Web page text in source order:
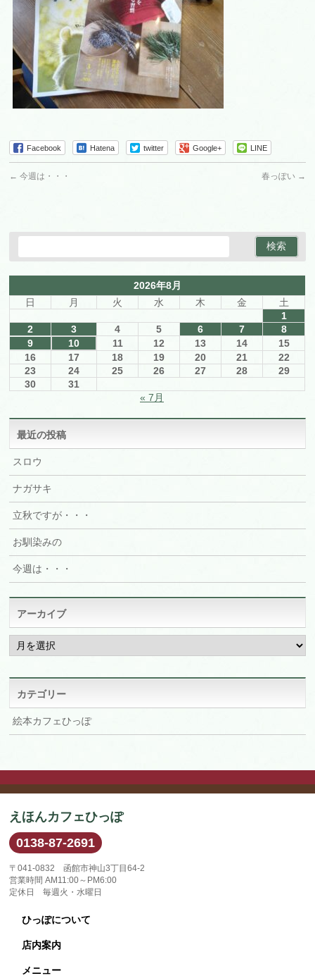
Facebook Hatena twitter Google+ LINE
← 今週は・・・ 春っぽい →
2026年8月
日
月 火 水 木 金
土
1
2
3 4 5 6 7
8
9
10 11 12 13 14
15
16
17 18 19 20 21
22
23
24 25 26 27 28
29
30
31
« 7月
最近の投稿
スロウ
ナガサキ
立秋ですが・・・
お馴染みの
今週は・・・
アーカイブ
ア
ー
カ
カテゴリー
絵本カフェひっぽ
えほんカフェひっぽ
0138-87-2691
〒041-0832 函館市神山3丁目64-2
営業時間 AM11:00～PM6:00
定休日 毎週火・水曜日
ひっぽについて
店内案内
メニュー